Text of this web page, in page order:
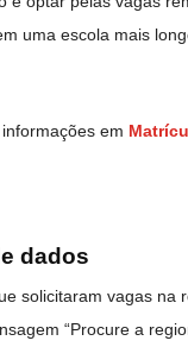
uma escola mais
em
dados
solicitaram vagas na
“Procure a